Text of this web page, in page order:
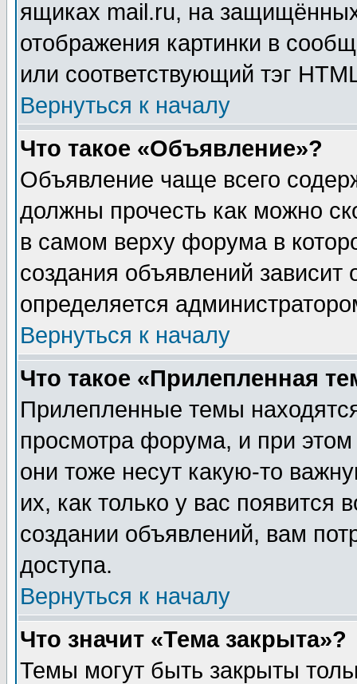
ящиках mail.ru, на
отображения картинки в
или соответствующий тэг
Вернуться к началу
Что такое «Объявление»?
Объявление чаще всего
должны прочесть как можно
в самом верху форума в
создания объявлений зависит
определяется
Вернуться к началу
Что такое «Прилепленная
Прилепленные темы
просмотра форума, и при
они тоже несут какую-то
их, как только у вас появится
создании объявлений, вам
доступа.
Вернуться к началу
Что значит «Тема закрыта»?
Темы могут быть закрыты